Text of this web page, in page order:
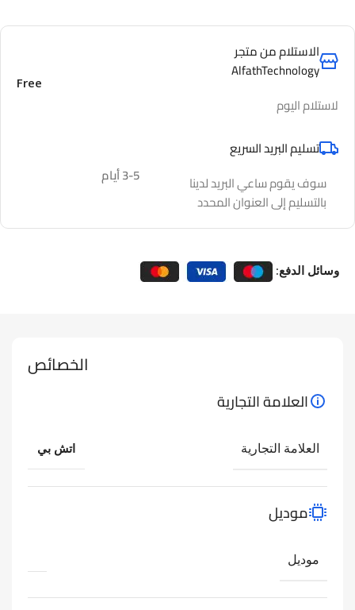
الاستلام من متجر
AlfathTechnology
لاستلام اليوم
Free
تسليم البريد السريع
سوف يقوم ساعي البريد لدينا
بالتسليم إلى العنوان المحدد
3-5 أيام
وسائل الدفع:
الخصائص
العلامة التجارية
العلامة التجارية اتش بي
موديل
موديل